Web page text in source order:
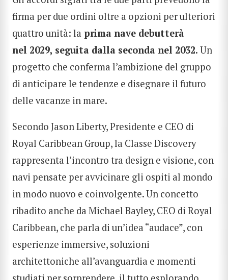
firma per due ordini oltre a opzioni per ulteriori
quattro unità: la prima nave debutterà
nel 2029, seguita dalla seconda nel 2032. Un
progetto che conferma l’ambizione del gruppo
di anticipare le tendenze e disegnare il futuro
delle vacanze in mare.
Secondo Jason Liberty, Presidente e CEO di
Royal Caribbean Group, la Classe Discovery
rappresenta l’incontro tra design e visione, con
navi pensate per avvicinare gli ospiti al mondo
in modo nuovo e coinvolgente. Un concetto
ribadito anche da Michael Bayley, CEO di Royal
Caribbean, che parla di un’idea “audace”, con
esperienze immersive, soluzioni
architettoniche all’avanguardia e momenti